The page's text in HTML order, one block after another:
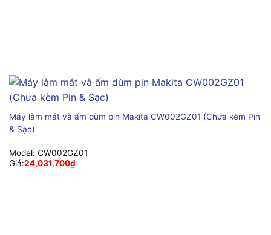
Máy làm mát và ấm dùm pin Makita CW002GZ01 (Chưa kèm Pin
& Sạc)
Model: CW002GZ01
Giá:24,031,700₫